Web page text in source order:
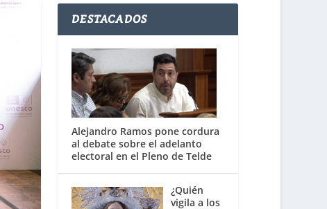
DESTACADOS
Alejandro Ramos pone cordura
al debate sobre el adelanto
electoral en el Pleno de Telde
¿Quién
vigila a los